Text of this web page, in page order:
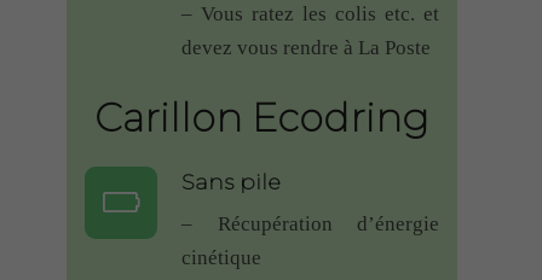
Et en plus une bonne garantie, bon
Guy LASSINCE– 27
juin 2018
Dommage que vous n’ayez pas de
solution pour un fonctionnement
– Vous ratez les colis etc. et
devez vous rendre à La Poste
Carillon Ecodring
Sans pile
– Récupération d’énergie
cinétique